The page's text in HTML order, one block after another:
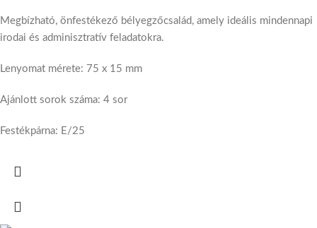
Megbízható, önfestékező bélyegzőcsalád, amely ideális mindennapi
irodai és adminisztratív feladatokra.
Lenyomat mérete: 75 x 15 mm
Ajánlott sorok száma: 4 sor
Festékpárna: E/25